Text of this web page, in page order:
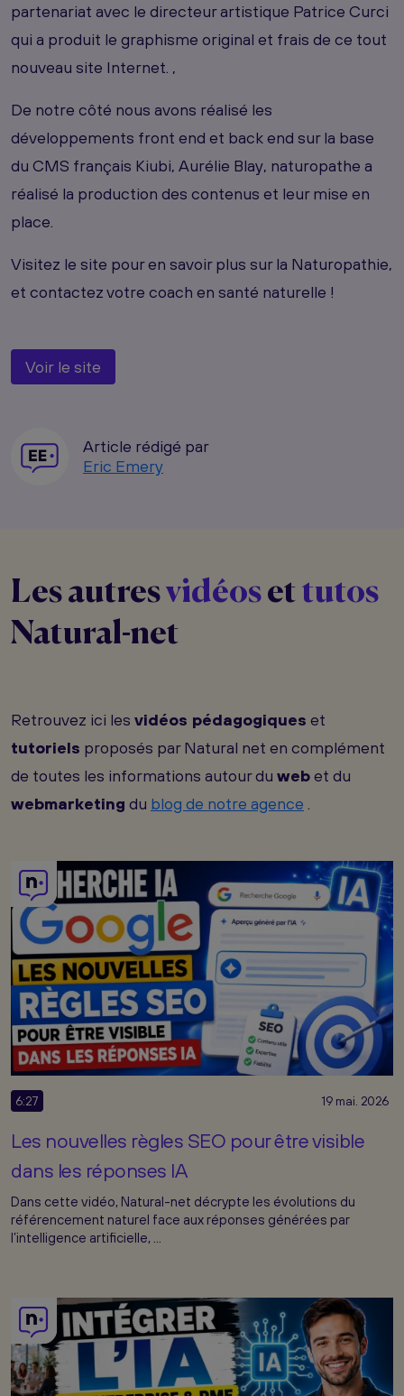
partenariat avec le directeur artistique Patrice Curci
qui a produit le graphisme original et frais de ce tout
nouveau site Internet. ,
De notre côté nous avons réalisé les
développements front end et back end sur la base
du CMS français Kiubi, Aurélie Blay, naturopathe a
réalisé la production des contenus et leur mise en
place.
Visitez le site pour en savoir plus sur la Naturopathie,
et contactez votre coach en santé naturelle !
Voir le site
Article rédigé par
Eric Emery
Les autresvidéosettutos
Natural-net
Retrouvez ici les vidéos pédagogiques et
tutoriels proposés par Natural net en complément
de toutes les informations autour du webet du
webmarketing du blog de notre agence .
6:27 19 mai. 2026
Les nouvelles règles SEO pour être visible
dans les réponses IA
Dans cette vidéo, Natural-net décrypte les évolutions du
référencement naturel face aux réponses générées par
l’intelligence artificielle, ...